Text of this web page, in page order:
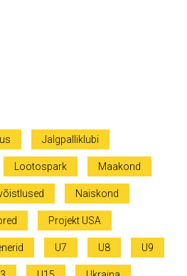
Jalgpalliklubi
Lootospark Maakond
Naiskond
Projekt USA
U7 U8 U9